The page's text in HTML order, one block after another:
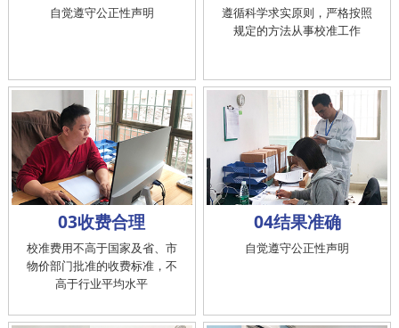
自觉遵守公正性声明
遵循科学求实原则，严格按照
规定的方法从事校准工作
03收费合理
校准费用不高于国家及省、市
物价部门批准的收费标准，不
高于行业平均水平
04结果准确
自觉遵守公正性声明